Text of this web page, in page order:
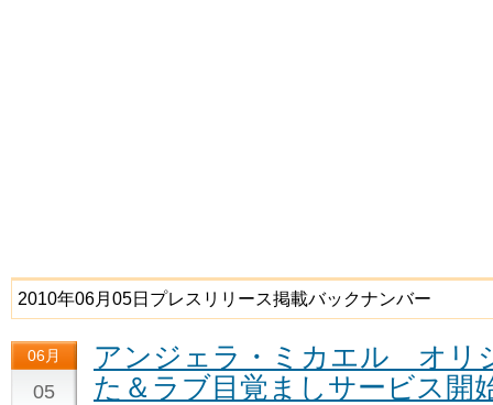
2010年06月05日プレスリリース掲載バックナンバー
06月
05
アンジェラ・ミカエル オリ
た＆ラブ目覚ましサービス開